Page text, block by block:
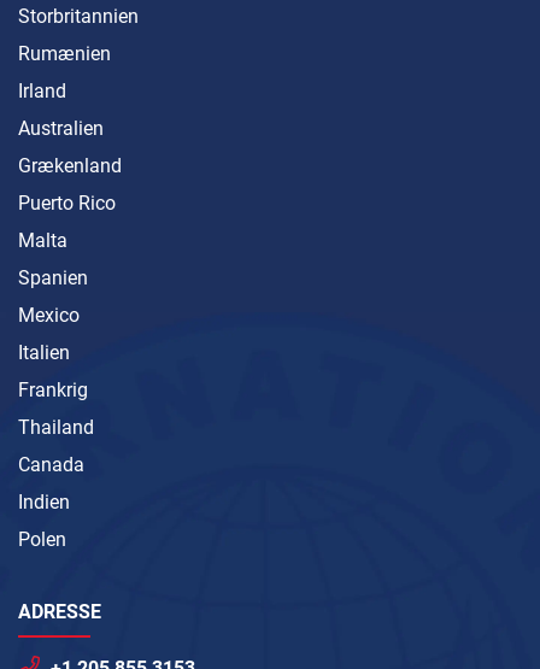
Storbritannien
Rumænien
Irland
Australien
Grækenland
Puerto Rico
Malta
Spanien
Mexico
Italien
Frankrig
Thailand
Canada
Indien
Polen
ADRESSE